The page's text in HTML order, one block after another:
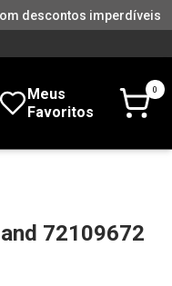
descontos imperdíveis
Meus
Favoritos
0
72109672